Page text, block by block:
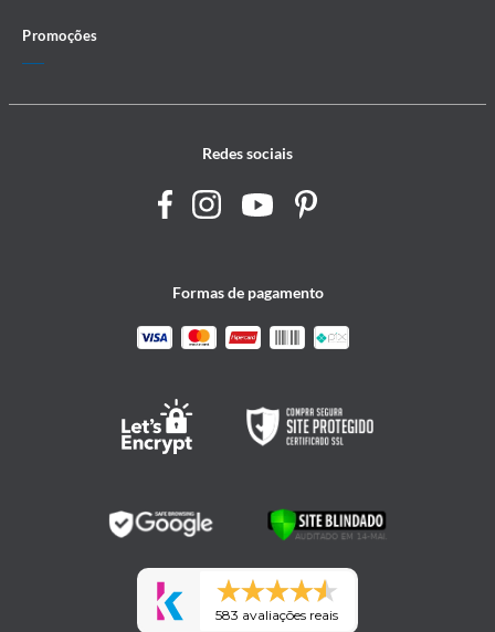
Promoções
Redes sociais
Formas de pagamento
583 avaliações reais